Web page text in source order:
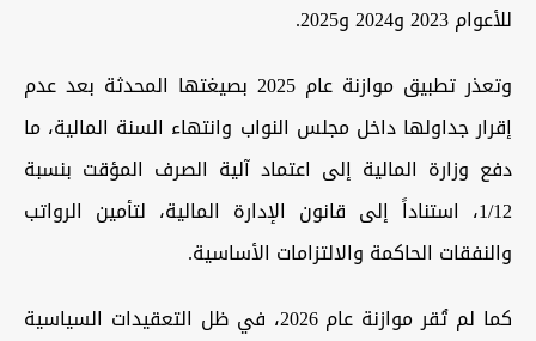
للأعوام 2023 و2024 و2025.
وتعذر تطبيق موازنة عام 2025 بصيغتها المحدثة بعد عدم
إقرار جداولها داخل مجلس النواب وانتهاء السنة المالية، ما
دفع وزارة المالية إلى اعتماد آلية الصرف المؤقت بنسبة
1/12، استناداً إلى قانون الإدارة المالية، لتأمين الرواتب
والنفقات الحاكمة والالتزامات الأساسية.
كما لم تُقر موازنة عام 2026، في ظل التعقيدات السياسية